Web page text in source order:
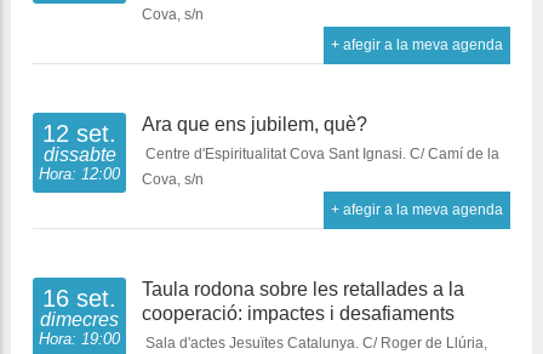
Cova, s/n
+ afegir a la meva agenda
12 set.
dissabte
Hora: 12:00
Ara que ens jubilem, què?
Centre d'Espiritualitat Cova Sant Ignasi. C/ Camí de la
Cova, s/n
+ afegir a la meva agenda
16 set.
dimecres
Hora: 19:00
Taula rodona sobre les retallades a la
cooperació: impactes i desafiaments
Sala d'actes Jesuïtes Catalunya. C/ Roger de Llúria,